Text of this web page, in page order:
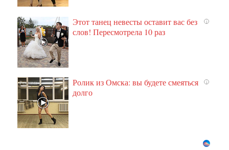
i
Этот танец невесты оставит вас без
слов! Пересмотрела 10 раз
i
Ролик из Омска: вы будете смеяться
долго